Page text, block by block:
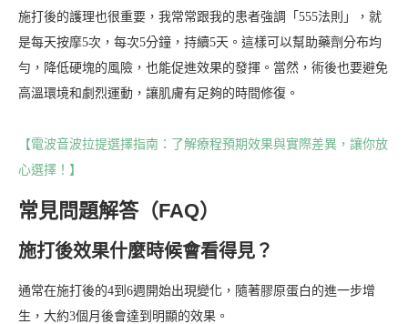
施打後的護理也很重要，我常常跟我的患者強調「555法則」，就
是每天按摩5次，每次5分鐘，持續5天。這樣可以幫助藥劑分布均
勻，降低硬塊的風險，也能促進效果的發揮。當然，術後也要避免
高溫環境和劇烈運動，讓肌膚有足夠的時間修復。
【電波音波拉提選擇指南：了解療程預期效果與實際差異，讓你放
心選擇！】
常見問題解答（FAQ）
施打後效果什麼時候會看得見？
通常在施打後的4到6週開始出現變化，隨著膠原蛋白的進一步增
生，大約3個月後會達到明顯的效果。